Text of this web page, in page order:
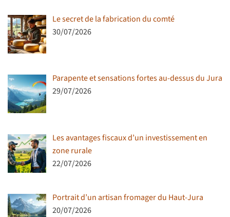
Le secret de la fabrication du comté
30/07/2026
Parapente et sensations fortes au-dessus du Jura
29/07/2026
Les avantages fiscaux d’un investissement en
zone rurale
22/07/2026
Portrait d’un artisan fromager du Haut-Jura
20/07/2026